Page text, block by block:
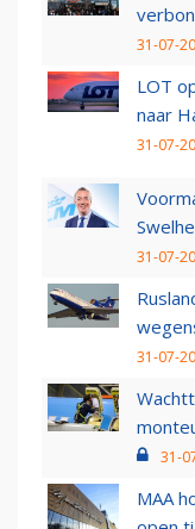
31-07-
LOT
naar
31-07-
31-07-
31-07-
31-
MAA